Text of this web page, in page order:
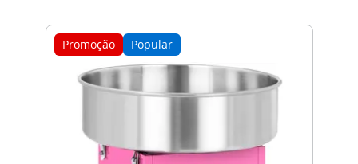
Promoção Popular